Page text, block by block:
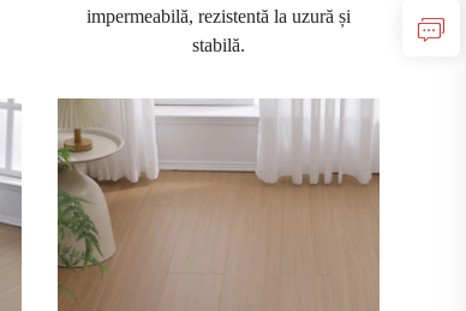
impermeabilă, rezistentă la uzură și
stabilă.